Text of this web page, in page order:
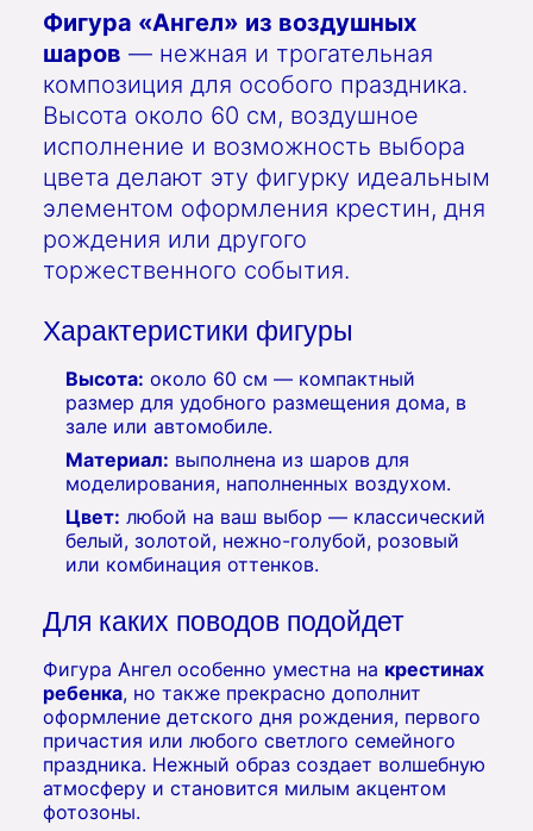
Фигура «Ангел» из воздушных
шаров — нежная и трогательная
композиция для особого праздника.
Высота около 60 см, воздушное
исполнение и возможность выбора
цвета делают эту фигурку идеальным
элементом оформления крестин, дня
рождения или другого
торжественного события.
Характеристики фигуры
Высота: около 60 см — компактный
размер для удобного размещения дома, в
зале или автомобиле.
Материал: выполнена из шаров для
моделирования, наполненных воздухом.
Цвет: любой на ваш выбор — классический
белый, золотой, нежно-голубой, розовый
или комбинация оттенков.
Для каких поводов подойдет
Фигура Ангел особенно уместна на крестинах
ребенка, но также прекрасно дополнит
оформление детского дня рождения, первого
причастия или любого светлого семейного
праздника. Нежный образ создает волшебную
атмосферу и становится милым акцентом
фотозоны.